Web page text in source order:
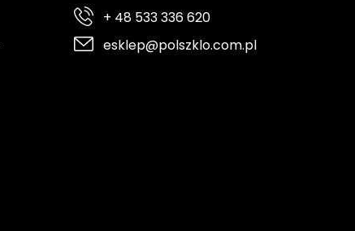
+ 48 533 336 620
esklep@polszklo.com.pl